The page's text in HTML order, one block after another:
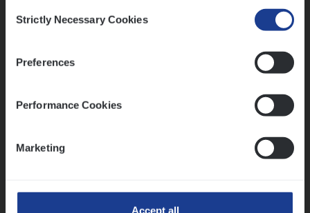
Selection
Strictly Necessary Cookies
Preferences
Performance Cookies
Marketing
Accept all
Vorige Volgende
Mathias houdt van diepgaande dossiers én droge
Thalia zoekt graag oplossingen, in games én op het